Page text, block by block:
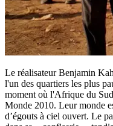
Le réalisateur Benjamin
l'un des quartiers les plus
moment où l'Afrique du
Monde 2010. Leur monde
d’égouts à ciel ouvert. Le